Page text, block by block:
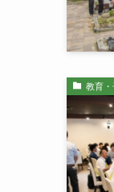
教育・